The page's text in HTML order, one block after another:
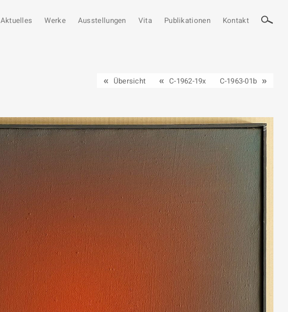
Aktuelles Werke Ausstellungen Vita Publikationen Kontakt
Übersicht C-1962-19x C-1963-01b